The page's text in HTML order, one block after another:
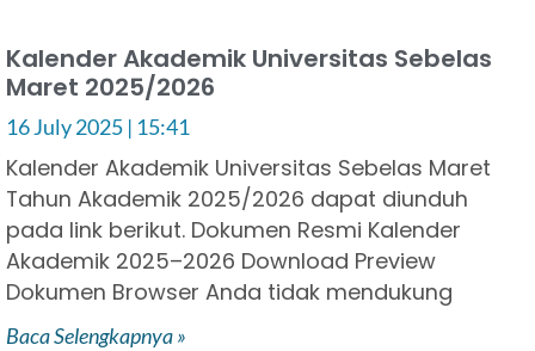
Kalender Akademik Universitas Sebelas
Maret 2025/2026
16 July 2025 15:41
Kalender Akademik Universitas Sebelas Maret
Tahun Akademik 2025/2026 dapat diunduh
pada link berikut. Dokumen Resmi Kalender
Akademik 2025–2026 Download Preview
Dokumen Browser Anda tidak mendukung
Baca Selengkapnya »